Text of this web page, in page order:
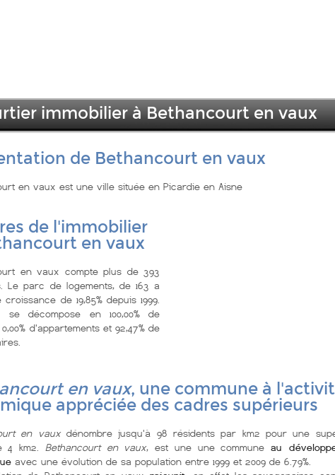
immobilier à Bethancourt en vaux
de Bethancourt en vaux
en vaux est une ville située en Picardie en Aisne
de l'immobilier
en vaux
en vaux compte plus de 393
Le parc de logements, de 163 a
de 19,85% depuis 1999.
décompose en 100,00% de
d'appartements et 92,47% de
en vaux, une commune à
appréciée des cadres supérieurs
en vauxdénombre jusqu'à 98 résidents par km2 pour une
4 km2. Bethancourt en vaux, est une une commune au
avec une évolution de sa population entre 1999 et 2009 de 6.79%.